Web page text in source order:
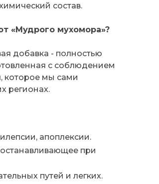
состав.
«Мудрого мухомора»?
добавка - полностью
с соблюдением
которое мы сами
регионах.
апоплексии.
при
путей и легких.